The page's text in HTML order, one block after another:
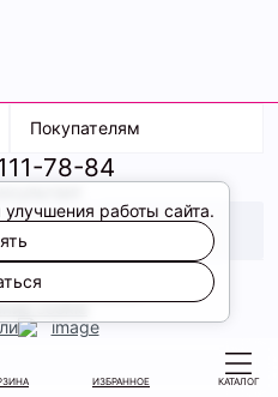
ИЗБРАННОЕ КАТАЛОГ
Покупателям
Доставка
Обмен и возврат
Образы
78-84
cookie
улучшения работы сайта.